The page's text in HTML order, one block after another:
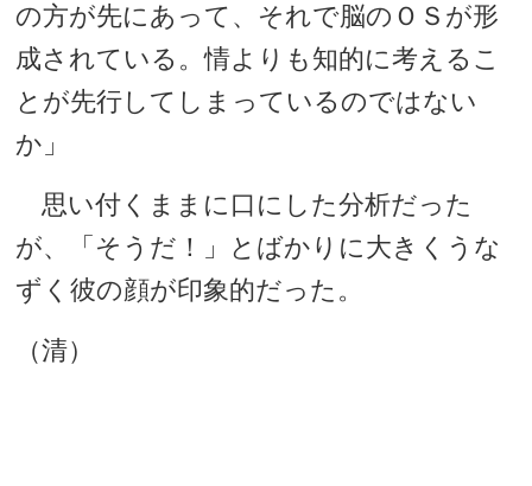
の方が先にあって、それで脳のＯＳが形
成されている。情よりも知的に考えるこ
とが先行してしまっているのではない
か」
思い付くままに口にした分析だった
が、「そうだ！」とばかりに大きくうな
ずく彼の顔が印象的だった。
（清）